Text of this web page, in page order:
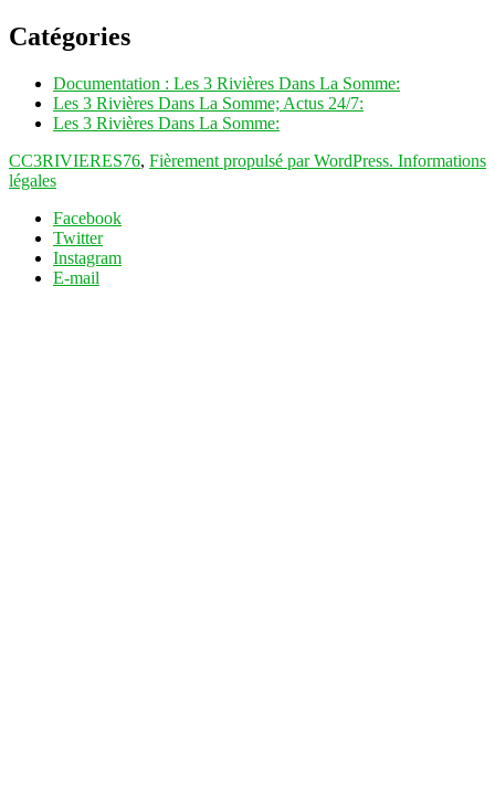
Catégories
Documentation : Les 3 Rivières Dans La Somme:
Les 3 Rivières Dans La Somme; Actus 24/7:
Les 3 Rivières Dans La Somme:
CC3RIVIERES76, Fièrement propulsé par WordPress. Informations
légales
Facebook
Twitter
Instagram
E-mail